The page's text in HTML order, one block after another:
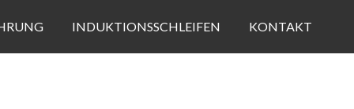
INDUKTIONSSCHLEIFEN KONTAKT